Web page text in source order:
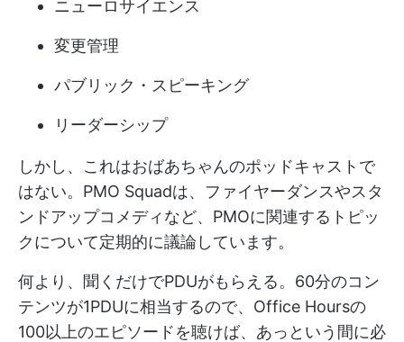
ニューロサイエンス
変更管理
パブリック・スピーキング
リーダーシップ
しかし、これはおばあちゃんのポッドキャストで
はない。PMO Squadは、ファイヤーダンスやスタ
ンドアップコメディなど、PMOに関連するトピッ
クについて定期的に議論しています。
何より、聞くだけでPDUがもらえる。60分のコン
テンツが1PDUに相当するので、Office Hoursの
100以上のエピソードを聴けば、あっという間に必